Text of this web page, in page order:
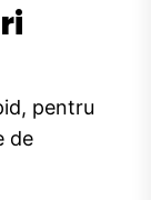
pentru
de